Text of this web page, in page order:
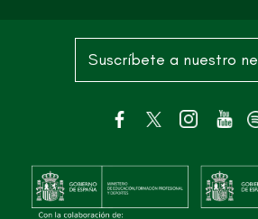
Suscríbete a nuestro